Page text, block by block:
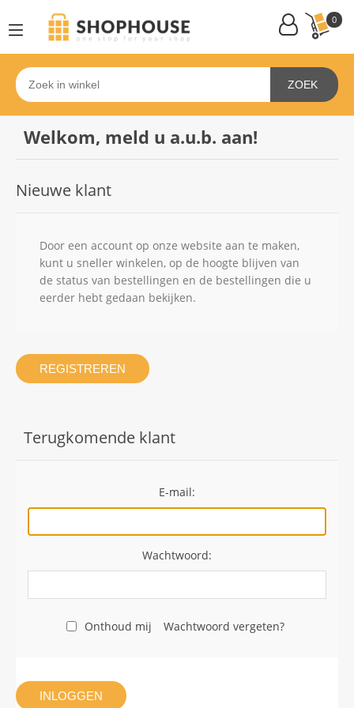
0
ZOEK
Welkom, meld u a.u.b. aan!
Nieuwe klant
Door een account op onze website aan te maken,
kunt u sneller winkelen, op de hoogte blijven van
de status van bestellingen en de bestellingen die u
eerder hebt gedaan bekijken.
REGISTREREN
Terugkomende klant
E-mail:
Wachtwoord:
Onthoud mij Wachtwoord vergeten?
INLOGGEN